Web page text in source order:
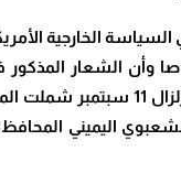
الخارجية
وأن الشعار
بالدول أو المنظمات التي قد تتعارض مصالحها مع المصالح والأجندة
اليميني